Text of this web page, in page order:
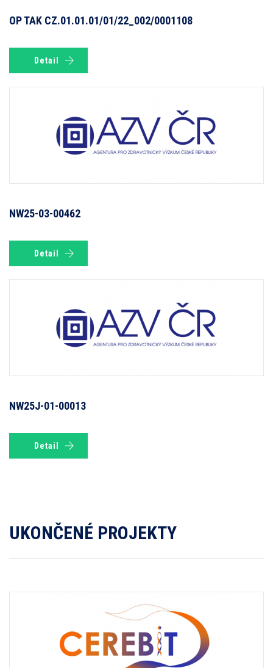
OP TAK CZ.01.01.01/01/22_002/0001108
Detail
NW25-03-00462
Detail
NW25J-01-00013
Detail
UKONČENÉ PROJEKTY